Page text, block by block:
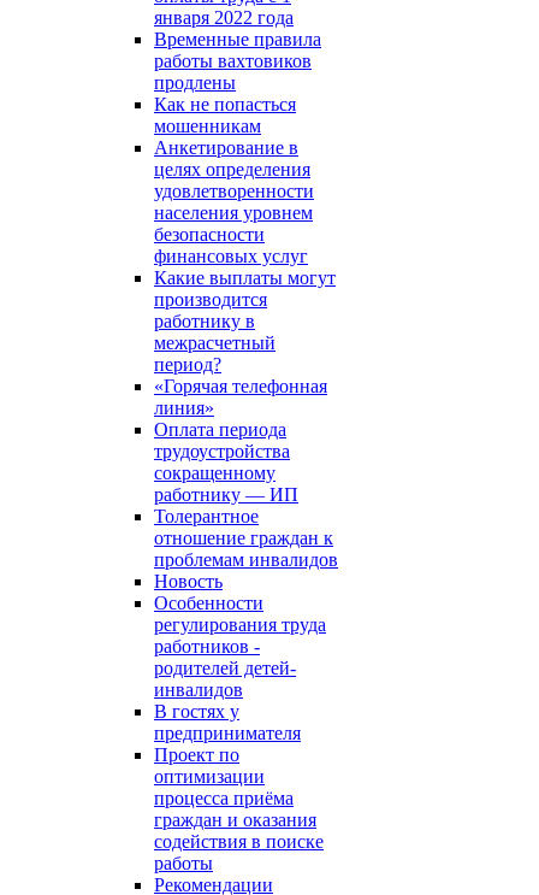
января 2022 года
Временные правила
работы вахтовиков
продлены
Как не попасться
мошенникам
Анкетирование в
целях определения
удовлетворенности
населения уровнем
безопасности
финансовых услуг
Какие выплаты могут
производится
работнику в
межрасчетный
период?
«Горячая телефонная
линия»
Оплата периода
трудоустройства
сокращенному
работнику — ИП
Толерантное
отношение граждан к
проблемам инвалидов
Новость
Особенности
регулирования труда
работников -
родителей детей-
инвалидов
В гостях у
предпринимателя
Проект по
оптимизации
процесса приёма
граждан и оказания
содействия в поиске
работы
Рекомендации